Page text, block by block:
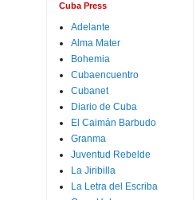
Cuba Press
Adelante
Alma Mater
Bohemia
Cubaencuentro
Cubanet
Diario de Cuba
El Caimán Barbudo
Granma
Juventud Rebelde
La Jiribilla
La Letra del Escriba